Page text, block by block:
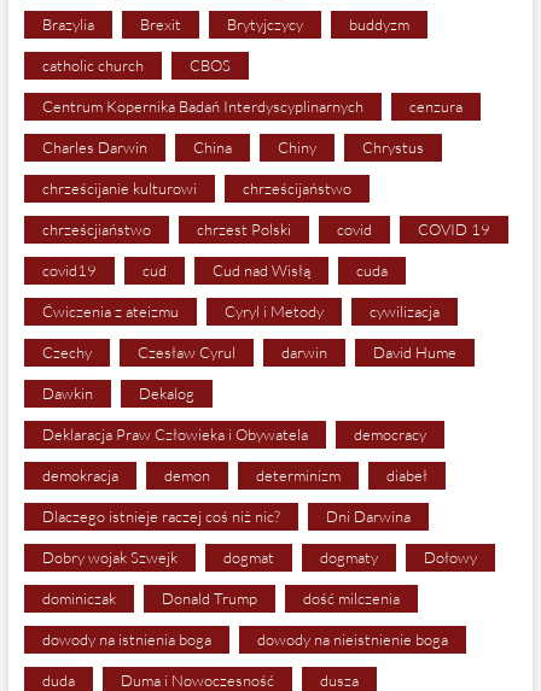
Brazylia Brexit Brytyjczycy buddyzm
catholic church CBOS
Centrum Kopernika Badań Interdyscyplinarnych cenzura
Charles Darwin China Chiny Chrystus
chrześcijanie kulturowi chrześcijaństwo
chrześcjiaństwo chrzest Polski covid COVID 19
covid19 cud Cud nad Wisłą cuda
Ćwiczenia z ateizmu Cyryl i Metody cywilizacja
Czechy Czesław Cyrul darwin David Hume
Dawkin Dekalog
Deklaracja Praw Człowieka i Obywatela democracy
demokracja demon determinizm diabeł
Dlaczego istnieje raczej coś niż nic? Dni Darwina
Dobry wojak Szwejk dogmat dogmaty Dołowy
dominiczak Donald Trump dość milczenia
dowody na istnienia boga dowody na nieistnienie boga
duda Duma i Nowoczesność dusza